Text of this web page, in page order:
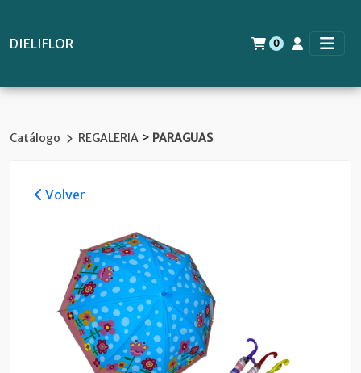
DIELIFLOR 0
Catálogo REGALERIA > PARAGUAS
Volver